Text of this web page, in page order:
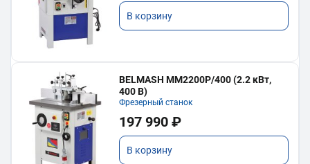
В корзину
BELMASH MM2200P/400 (2.2 кВт,
400 В)
Фрезерный станок
197 990 ₽
В корзину